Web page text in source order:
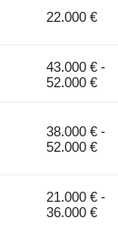
22.000 €
43.000 € -
52.000 €
38.000 € -
52.000 €
21.000 € -
36.000 €